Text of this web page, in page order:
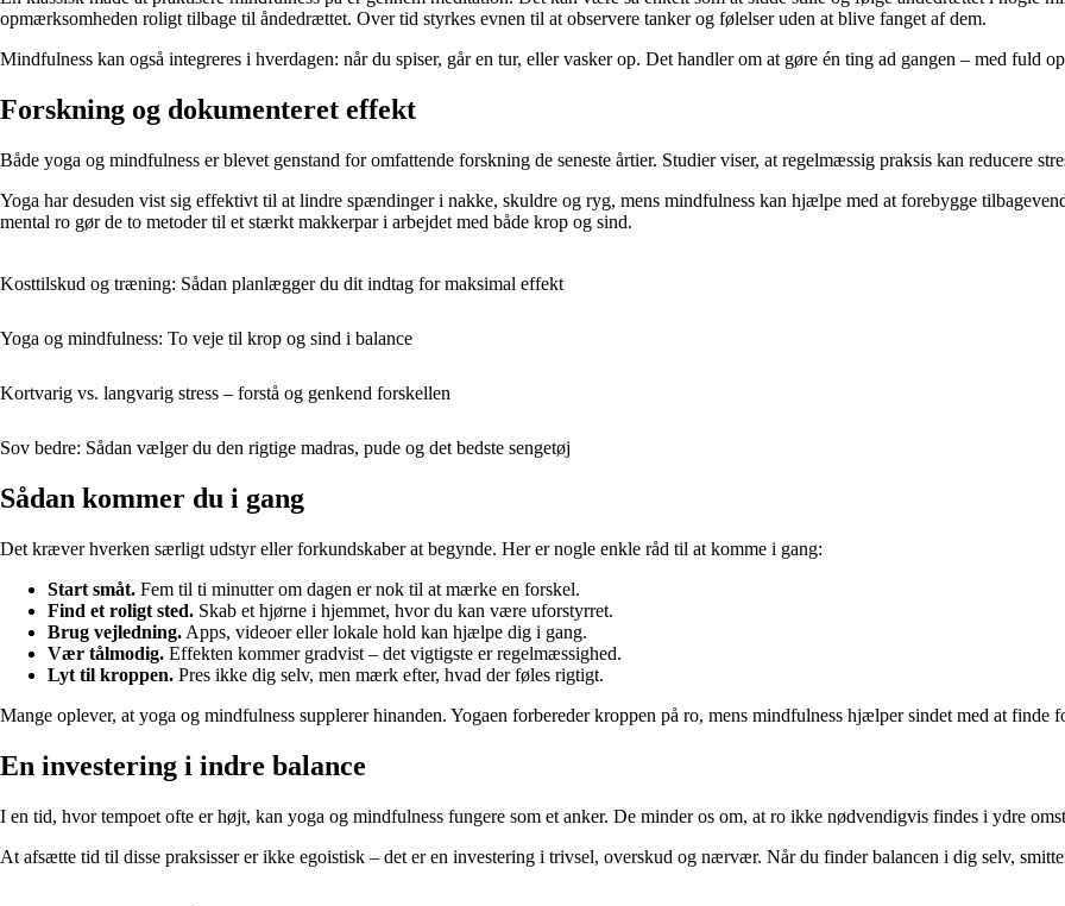
opmærksomheden roligt tilbage til åndedrættet. Over tid styrkes evnen til at observere tanker og følelser uden at blive fanget af dem.
Mindfulness kan også integreres i hverdagen: når du spiser, går en tur, eller vasker op. Det handler om at gøre én ting ad gangen – med fuld
Forskning og dokumenteret effekt
Både yoga og mindfulness er blevet genstand for omfattende forskning de seneste årtier. Studier viser, at regelmæssig praksis kan reducere
Yoga har desuden vist sig effektivt til at lindre spændinger i nakke, skuldre og ryg, mens mindfulness kan hjælpe med at forebygge
mental ro gør de to metoder til et stærkt makkerpar i arbejdet med både krop og sind.
Kosttilskud og træning: Sådan planlægger du dit indtag for maksimal effekt
Yoga og mindfulness: To veje til krop og sind i balance
Kortvarig vs. langvarig stress – forstå og genkend forskellen
Sov bedre: Sådan vælger du den rigtige madras, pude og det bedste sengetøj
Sådan kommer du i gang
Det kræver hverken særligt udstyr eller forkundskaber at begynde. Her er nogle enkle råd til at komme i gang:
Start småt. Fem til ti minutter om dagen er nok til at mærke en forskel.
Find et roligt sted. Skab et hjørne i hjemmet, hvor du kan være uforstyrret.
Brug vejledning. Apps, videoer eller lokale hold kan hjælpe dig i gang.
Vær tålmodig. Effekten kommer gradvist – det vigtigste er regelmæssighed.
Lyt til kroppen. Pres ikke dig selv, men mærk efter, hvad der føles rigtigt.
Mange oplever, at yoga og mindfulness supplerer hinanden. Yogaen forbereder kroppen på ro, mens mindfulness hjælper sindet med at finde
En investering i indre balance
I en tid, hvor tempoet ofte er højt, kan yoga og mindfulness fungere som et anker. De minder os om, at ro ikke nødvendigvis findes i ydre
At afsætte tid til disse praksisser er ikke egoistisk – det er en investering i trivsel, overskud og nærvær. Når du finder balancen i dig selv,